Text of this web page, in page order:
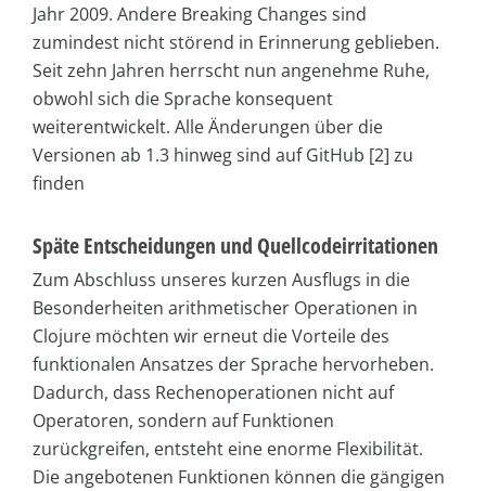
Jahr 2009. Andere Breaking Changes sind
zumindest nicht störend in Erinnerung geblieben.
Seit zehn Jahren herrscht nun angenehme Ruhe,
obwohl sich die Sprache konsequent
weiterentwickelt. Alle Änderungen über die
Versionen ab 1.3 hinweg sind auf GitHub [2] zu
finden
Späte Entscheidungen und Quellcodeirritationen
Zum Abschluss unseres kurzen Ausflugs in die
Besonderheiten arithmetischer Operationen in
Clojure möchten wir erneut die Vorteile des
funktionalen Ansatzes der Sprache hervorheben.
Dadurch, dass Rechenoperationen nicht auf
Operatoren, sondern auf Funktionen
zurückgreifen, entsteht eine enorme Flexibilität.
Die angebotenen Funktionen können die gängigen